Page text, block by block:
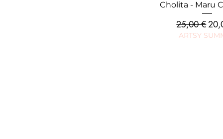
Aperçu
Cholita - Maru
Prix original
25,00 €
ARTSY